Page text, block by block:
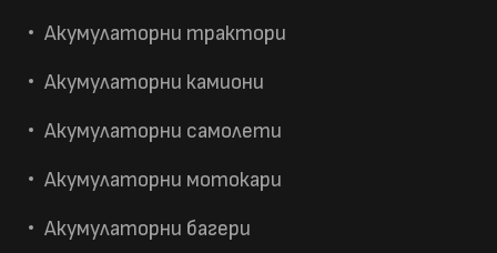
Акумулаторни трактори
Акумулаторни камиони
Акумулаторни самолети
Акумулаторни мотокари
Акумулаторни багери